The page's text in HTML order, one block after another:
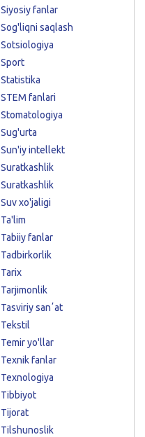
Siyosiy fanlar
Sog'liqni saqlash
Sotsiologiya
Sport
Statistika
STEM fanlari
Stomatologiya
Sug'urta
Sun'iy intellekt
Suratkashlik
Suratkashlik
Suv xo'jaligi
Ta'lim
Tabiiy fanlar
Tadbirkorlik
Tarix
Tarjimonlik
Tasviriy sanʼat
Tekstil
Temir yo'llar
Texnik fanlar
Texnologiya
Tibbiyot
Tijorat
Tilshunoslik